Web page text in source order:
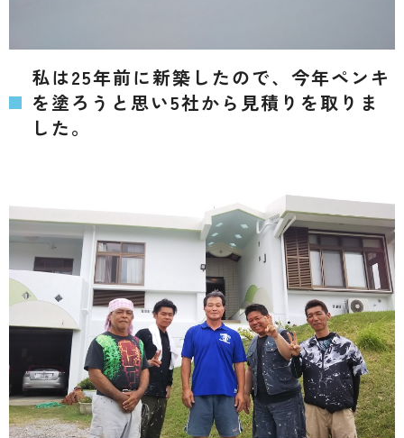
私は25年前に新築したので、今年ペンキ
を塗ろうと思い5社から見積りを取りま
した。